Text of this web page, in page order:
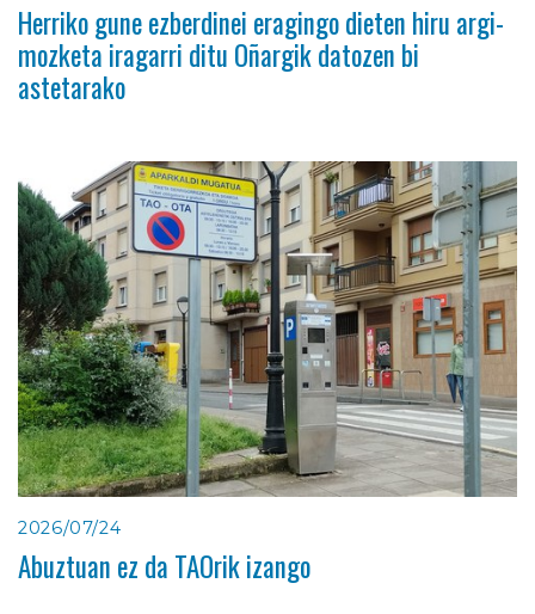
Herriko gune ezberdinei eragingo dieten hiru argi-
mozketa iragarri ditu Oñargik datozen bi
astetarako
2026/07/24
Abuztuan ez da TAOrik izango